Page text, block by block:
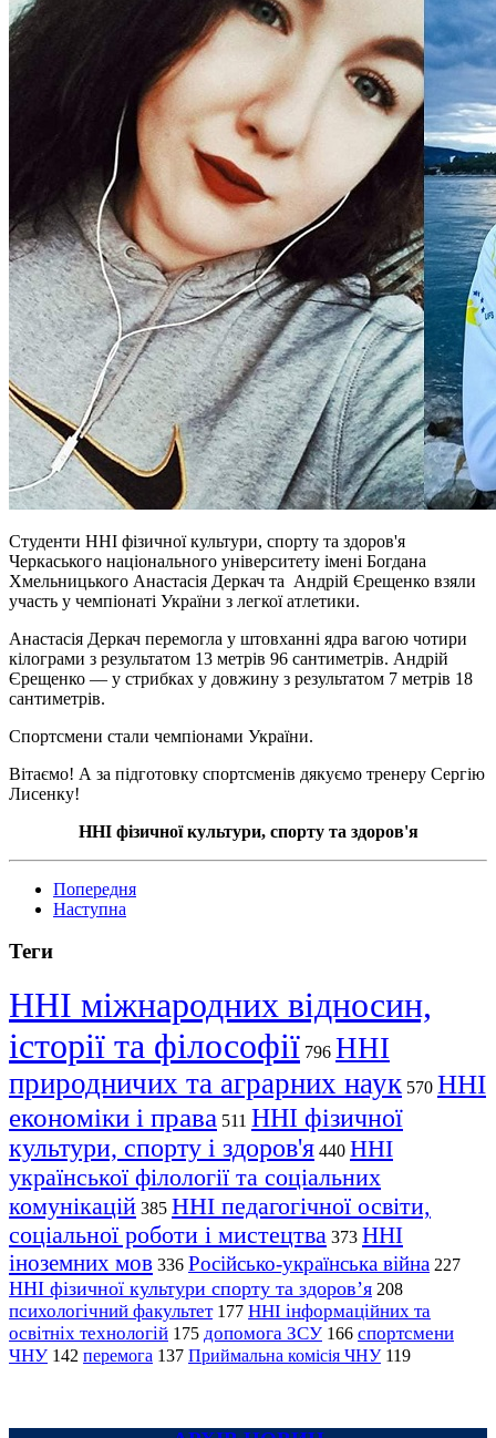
Студенти ННІ фізичної культури, спорту та здоров'я
Черкаського національного університету імені Богдана
Хмельницького Анастасія Деркач та Андрій Єрещенко взяли
участь у чемпіонаті України з легкої атлетики.
Анастасія Деркач перемогла у штовханні ядра вагою чотири
кілограми з результатом 13 метрів 96 сантиметрів. Андрій
Єрещенко — у стрибках у довжину з результатом 7 метрів 18
сантиметрів.
Спортсмени стали чемпіонами України.
Вітаємо! А за підготовку спортсменів дякуємо тренеру Сергію
Лисенку!
ННІ фізичної культури, спорту та здоров'я
Попередня
Наступна
Теги
ННІ міжнародних відносин,
історії та філософії 796 ННІ
природничих та аграрних наук 570 ННІ
економіки і права 511 ННІ фізичної
культури, спорту і здоров'я 440 ННІ
української філології та соціальних
комунікацій 385 ННІ педагогічної освіти,
соціальної роботи і мистецтва 373 ННІ
іноземних мов 336 Російсько-українська війна 227
ННІ фізичної культури спорту та здоров’я 208
психологічний факультет 177 ННІ інформаційних та
освітніх технологій 175 допомога ЗСУ 166 спортсмени
ЧНУ 142 перемога 137 Приймальна комісія ЧНУ 119